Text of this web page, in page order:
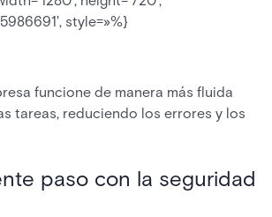
style=»%}
funcione de manera más fluida
tareas, reduciendo los errores y los
paso con la seguridad